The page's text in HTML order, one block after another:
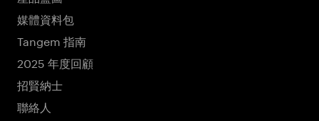
媒體資料包
Tangem 指南
2025 年度回顧
招賢納士
聯絡人